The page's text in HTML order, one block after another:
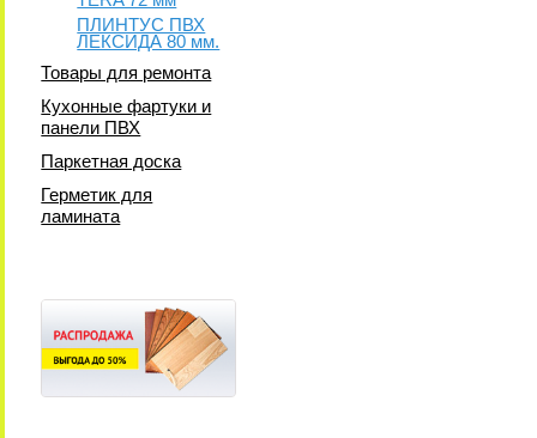
ПЛИНТУС ПВХ
ЛЕКСИДА 80 мм.
Товары для ремонта
Кухонные фартуки и
панели ПВХ
Паркетная доска
Герметик для
ламината